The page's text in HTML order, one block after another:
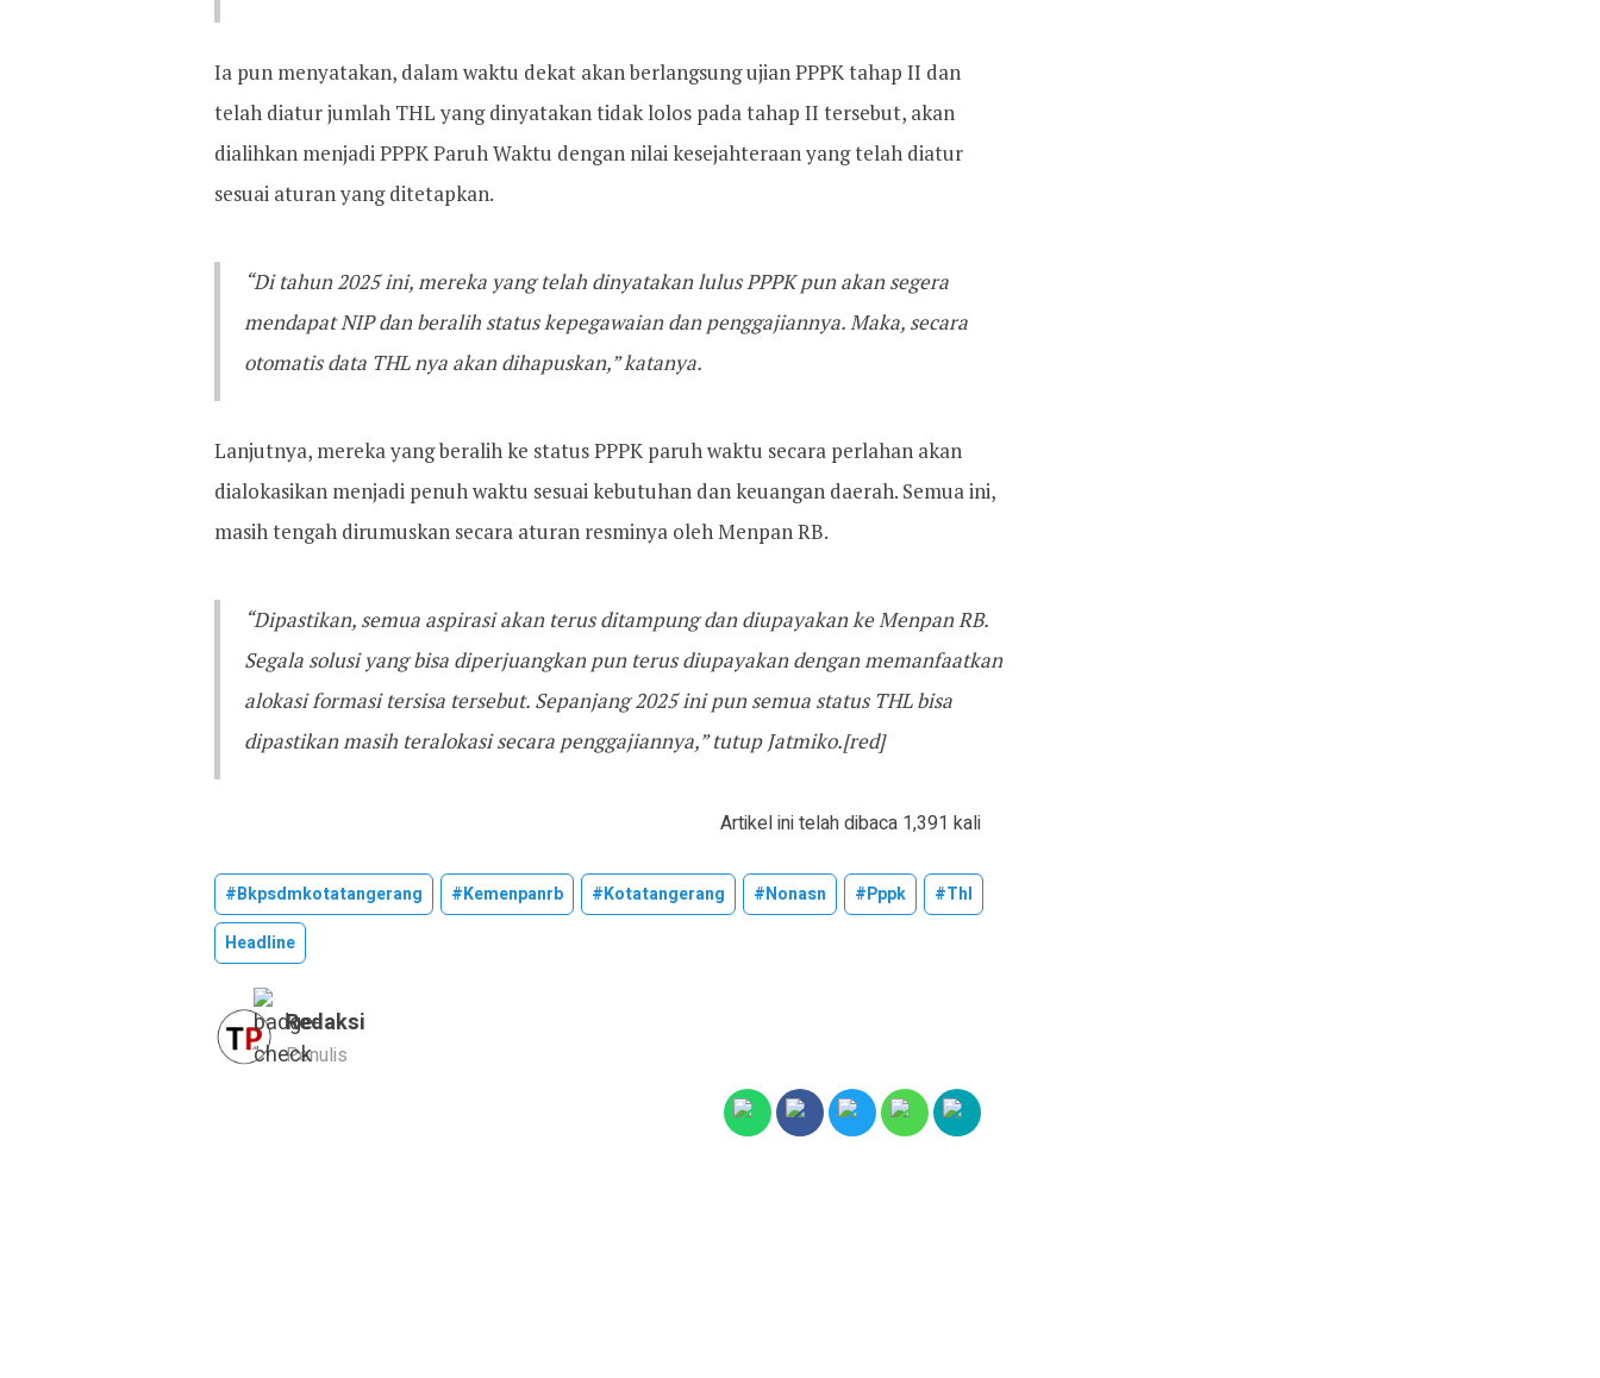
Ia pun menyatakan, dalam waktu dekat akan berlangsung ujian PPPK tahap II dan
telah diatur jumlah THL yang dinyatakan tidak lolos pada tahap II tersebut, akan
dialihkan menjadi PPPK Paruh Waktu dengan nilai kesejahteraan yang telah diatur
sesuai aturan yang ditetapkan.
“Di tahun 2025 ini, mereka yang telah dinyatakan lulus PPPK pun akan segera
mendapat NIP dan beralih status kepegawaian dan penggajiannya. Maka, secara
otomatis data THL nya akan dihapuskan,” katanya.
Lanjutnya, mereka yang beralih ke status PPPK paruh waktu secara perlahan akan
dialokasikan menjadi penuh waktu sesuai kebutuhan dan keuangan daerah. Semua ini,
masih tengah dirumuskan secara aturan resminya oleh Menpan RB.
“Dipastikan, semua aspirasi akan terus ditampung dan diupayakan ke Menpan RB.
Segala solusi yang bisa diperjuangkan pun terus diupayakan dengan memanfaatkan
alokasi formasi tersisa tersebut. Sepanjang 2025 ini pun semua status THL bisa
dipastikan masih teralokasi secara penggajiannya,” tutup Jatmiko.[red]
Artikel ini telah dibaca 1,391 kali
#bkpsdmkotatangerang #kemenpanrb #kotatangerang #nonasn #pppk
#thl
Headline
Redaksi
Penulis